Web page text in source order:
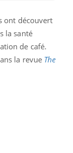
ont découvert
la santé
de café.
la revue The